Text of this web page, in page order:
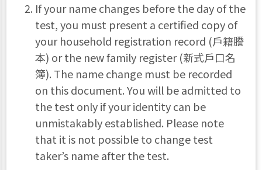
If your name changes before the day of the
test, you must present a certified copy of
your household registration record (戶籍謄
本) or the new family register (新式戶口名
簿). The name change must be recorded
on this document. You will be admitted to
the test only if your identity can be
unmistakably established. Please note
that it is not possible to change test
taker’s name after the test.